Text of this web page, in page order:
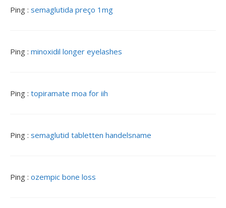
Ping : semaglutida preço 1mg
Ping : minoxidil longer eyelashes
Ping : topiramate moa for iih
Ping : semaglutid tabletten handelsname
Ping : ozempic bone loss